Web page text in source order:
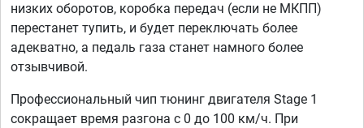
низких оборотов, коробка передач (если не МКПП)
перестанет тупить, и будет переключать более
адекватно, а педаль газа станет намного более
отзывчивой.
Профессиональный чип тюнинг двигателя Stage 1
сокращает время разгона с 0 до 100 км/ч. При